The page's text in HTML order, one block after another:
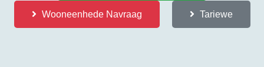
Wooneenhede Navraag Tariewe